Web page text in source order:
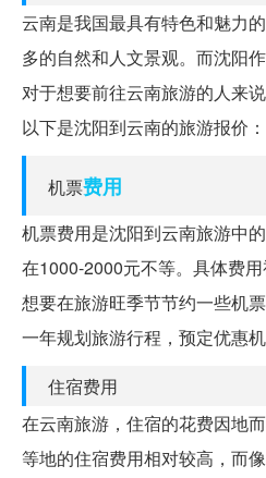
云南是我国最具有特色和魅力
多的自然和人文景观。而沈阳
对于想要前往云南旅游的人来
以下是沈阳到云南的旅游报价：
机票费用
机票费用是沈阳到云南旅游中
在1000-2000元不等。具体费
想要在旅游旺季节节约一些机
一年规划旅游行程，预定优惠机
住宿费用
在云南旅游，住宿的花费因地
等地的住宿费用相对较高，而